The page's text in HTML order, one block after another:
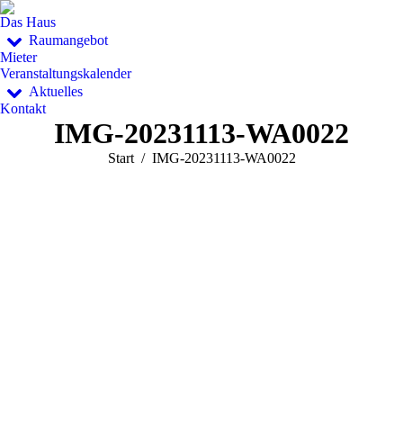
Das Haus
Raumangebot
Mieter
Veranstaltungskalender
Aktuelles
Kontakt
IMG-20231113-WA0022
Sie befinden sich hier:
Start IMG-20231113-WA0022